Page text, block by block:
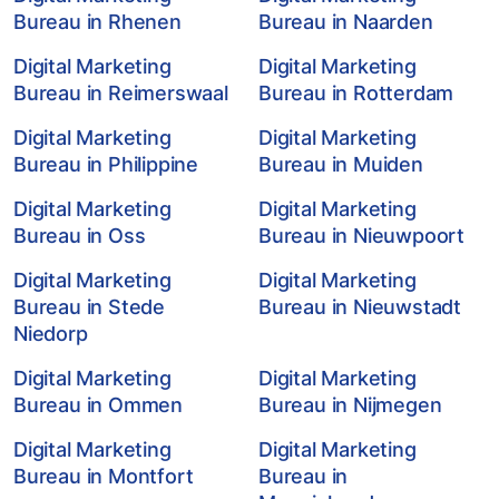
Bureau in Rhenen
Bureau in Naarden
Digital Marketing
Bureau in Reimerswaal
Digital Marketing
Bureau in Rotterdam
Digital Marketing
Bureau in Philippine
Digital Marketing
Bureau in Muiden
Digital Marketing
Bureau in Oss
Digital Marketing
Bureau in Nieuwpoort
Digital Marketing
Bureau in Stede
Niedorp
Digital Marketing
Bureau in Nieuwstadt
Digital Marketing
Bureau in Ommen
Digital Marketing
Bureau in Nijmegen
Digital Marketing
Bureau in Montfort
Digital Marketing
Bureau in